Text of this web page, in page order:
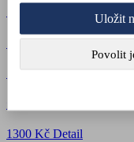
Sen
1500 Kč Detail
1300 Kč Detail
Uložit
Povolit